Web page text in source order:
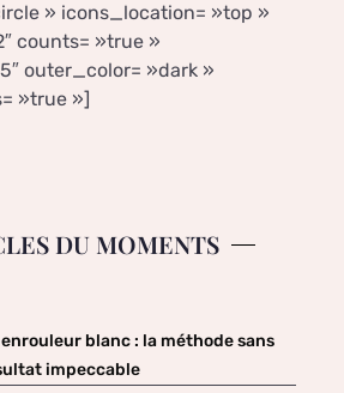
» icons_location= »top »
counts= »true »
outer_color= »dark »
»true »]
DU MOMENTS
blanc : la méthode sans
impeccable